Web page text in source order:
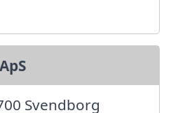
Svendborg